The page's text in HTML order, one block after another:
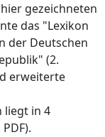
gezeichneten
das "Lexikon
der Deutschen
(2.
erweiterte
liegt in 4